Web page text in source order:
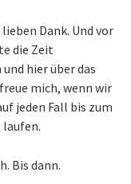
Dank. Und vor
die Zeit
hier über das
mich, wenn wir
jeden Fall bis zum
laufen.
Bis dann.